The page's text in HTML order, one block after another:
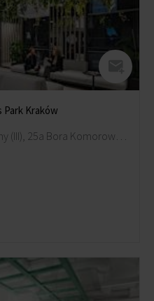
Kraków
Cracow, Prądnik Czerwony (III), 25a Bora Komorowskiego Street